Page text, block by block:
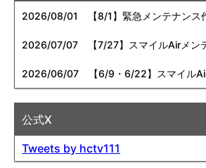
2026/08/01 【8/1】緊急メンテナンス
2026/07/07 【7/27】スマイルAirメン
2026/06/07 【6/9・6/22】スマイル
公式X
Tweets by hctv111